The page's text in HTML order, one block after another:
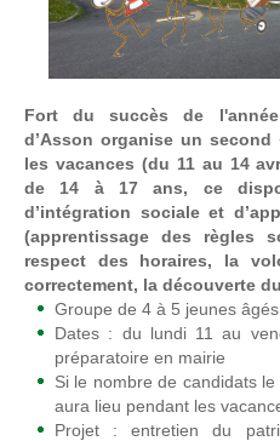
Fort du succès de
d’Asson organise un
les vacances (du 11 au 14
de 14 à 17 ans, ce
d’intégration sociale et
(apprentissage des règles
respect des horaires, la
correctement, la découverte
Groupe de 4 à 5 jeunes
Dates : du lundi 11 au
préparatoire en mairie
Si le nombre de candidats
aura lieu pendant les
Projet : entretien du